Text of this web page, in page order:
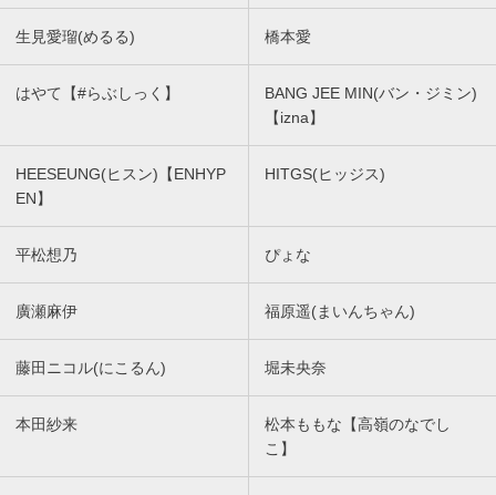
生見愛瑠(めるる) 橋本愛
はやて【#らぶしっく】
BANG JEE MIN(バン・ジミン)
【izna】
HEESEUNG(ヒスン)【ENHYP
EN】
HITGS(ヒッジス)
平松想乃 ぴょな
廣瀬麻伊 福原遥(まいんちゃん)
藤田ニコル(にこるん) 堀未央奈
本田紗来
松本ももな【高嶺のなでし
こ】